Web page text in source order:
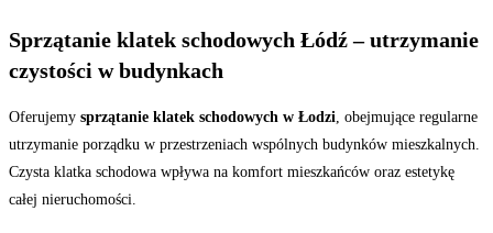
Sprzątanie klatek schodowych Łódź – utrzymanie
czystości w budynkach
Oferujemy sprzątanie klatek schodowych w Łodzi, obejmujące regularne
utrzymanie porządku w przestrzeniach wspólnych budynków mieszkalnych.
Czysta klatka schodowa wpływa na komfort mieszkańców oraz estetykę
całej nieruchomości.